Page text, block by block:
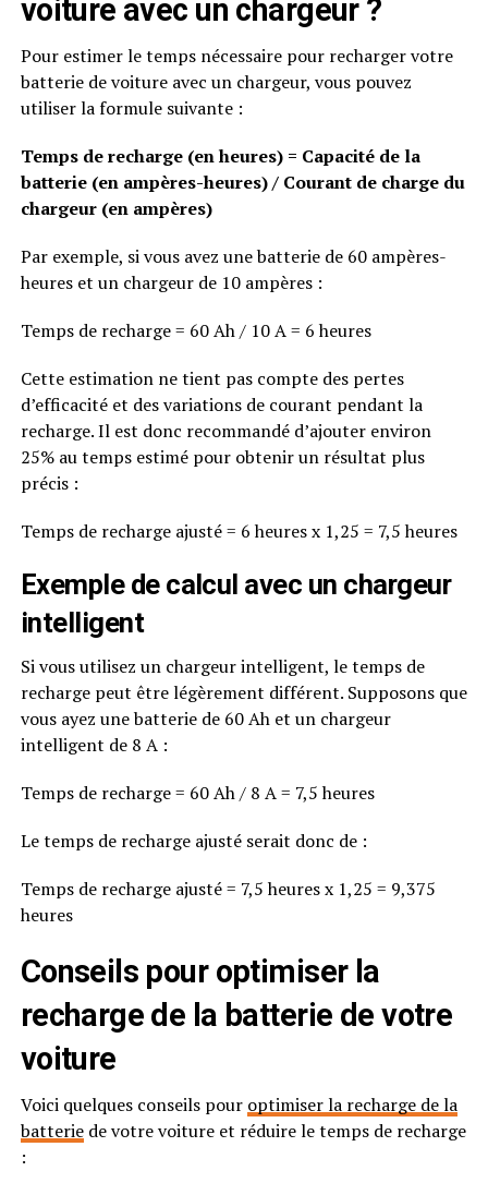
voiture avec un chargeur ?
Pour estimer le temps nécessaire pour recharger votre
batterie de voiture avec un chargeur, vous pouvez
utiliser la formule suivante :
Temps de recharge (en heures) = Capacité de la
batterie (en ampères-heures) / Courant de charge du
chargeur (en ampères)
Par exemple, si vous avez une batterie de 60 ampères-
heures et un chargeur de 10 ampères :
Temps de recharge = 60 Ah / 10 A = 6 heures
Cette estimation ne tient pas compte des pertes
d’efficacité et des variations de courant pendant la
recharge. Il est donc recommandé d’ajouter environ
25% au temps estimé pour obtenir un résultat plus
précis :
Temps de recharge ajusté = 6 heures x 1,25 = 7,5 heures
Exemple de calcul avec un chargeur
intelligent
Si vous utilisez un chargeur intelligent, le temps de
recharge peut être légèrement différent. Supposons que
vous ayez une batterie de 60 Ah et un chargeur
intelligent de 8 A :
Temps de recharge = 60 Ah / 8 A = 7,5 heures
Le temps de recharge ajusté serait donc de :
Temps de recharge ajusté = 7,5 heures x 1,25 = 9,375
heures
Conseils pour optimiser la
recharge de la batterie de votre
voiture
Voici quelques conseils pour optimiser la recharge de la
batteriede votre voiture et réduire le temps de recharge
: